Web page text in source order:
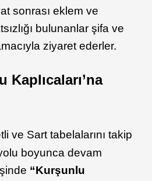
sonrası eklem ve
bulunanlar şifa ve
ziyaret ederler.
ve Sart tabelalarını takip
boyunca devam
“Kurşunlu